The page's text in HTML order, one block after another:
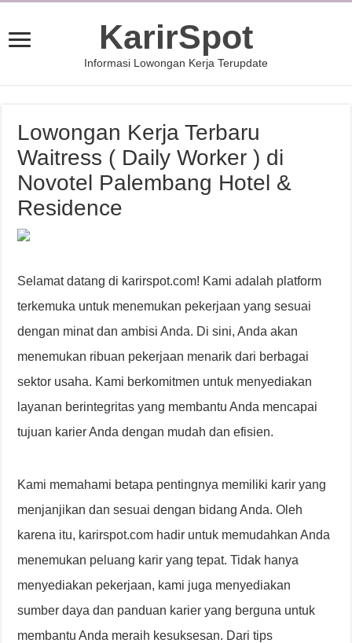
KarirSpot
Informasi Lowongan Kerja Terupdate
Lowongan Kerja Terbaru
Waitress ( Daily Worker ) di
Novotel Palembang Hotel &
Residence
Selamat datang di karirspot.com! Kami adalah platform
terkemuka untuk menemukan pekerjaan yang sesuai
dengan minat dan ambisi Anda. Di sini, Anda akan
menemukan ribuan pekerjaan menarik dari berbagai
sektor usaha. Kami berkomitmen untuk menyediakan
layanan berintegritas yang membantu Anda mencapai
tujuan karier Anda dengan mudah dan efisien.
Kami memahami betapa pentingnya memiliki karir yang
menjanjikan dan sesuai dengan bidang Anda. Oleh
karena itu, karirspot.com hadir untuk memudahkan Anda
menemukan peluang karir yang tepat. Tidak hanya
menyediakan pekerjaan, kami juga menyediakan
sumber daya dan panduan karier yang berguna untuk
membantu Anda meraih kesuksesan. Dari tips